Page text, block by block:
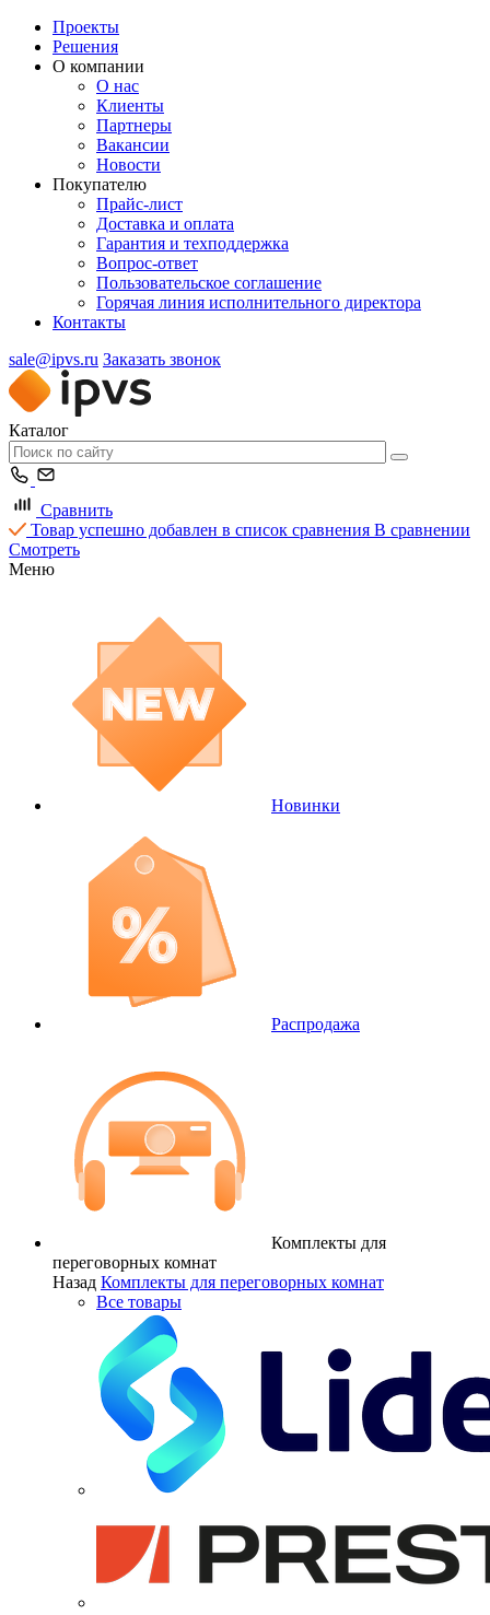
Проекты
Решения
О компании
О нас
Клиенты
Партнеры
Вакансии
Новости
Покупателю
Прайс-лист
Доставка и оплата
Гарантия и техподдержка
Вопрос-ответ
Пользовательское соглашение
Горячая линия исполнительного директора
Контакты
sale@ipvs.ru Заказать звонок
Каталог
Сравнить
Товар успешно добавлен в список сравнения В сравнении
Смотреть
Меню
Новинки
Распродажа
Комплекты для
переговорных комнат
Назад Комплекты для переговорных комнат
Все товары